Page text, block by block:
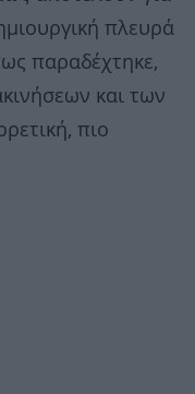
πλευρά
παραδέχτηκε,
και των
πιο